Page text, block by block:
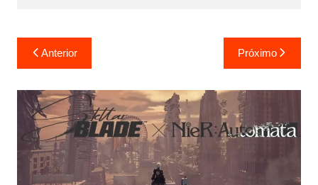
Navegação
de
Post
Anterior Próximo